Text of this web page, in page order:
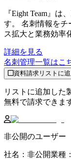
『Eight Team』は
す。 名刺情報をチ
ス拡大と業務効率
詳細を見る
名刺管理一覧はこ
資料請求リストに
リストに追加した
無料で請求できま
非公開のユーザー
社名 ： 非公開業種 ：